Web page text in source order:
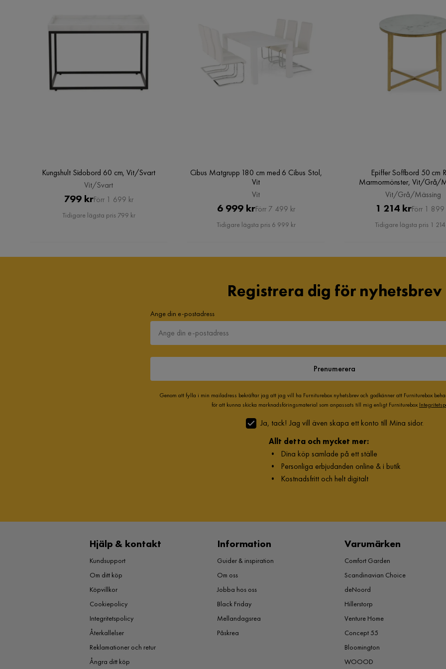
Kungshult Sidobord 60 cm, Vit/Svart
Vit/Svart
Pris
799 kr Original
Pris
Förr 1 699 kr
Tidigare lägsta pris 799 kr
Cibus Matgrupp 180 cm med 6 Cibus Stol,
Vit
Vit
Pris
6 999 krOriginal
Pris
Förr 7 499 kr
Tidigare lägsta pris 6 999 kr
Epiffer Soffbord 50 cm
Marmormönster, Vit/Grå/
Vit/Grå/Mässing
Pris
1 214 krOriginal
Pris
Förr 1 899
Tidigare lägsta pris 1
Registrera dig för nyhetsbrev
Ange din e-postadress
Prenumerera
Genom att fylla i min mailadress bekräftar jag att jag vill ha Furniturebox nyhetsbrev och godkänner att Furniturebox
för att kunna skicka marknadsföringsmaterial som anpassats till mig enligt Furniturebox
Ja, tack! Jag vill även skapa ett konto till Mina sidor.
Allt detta och mycket mer:
• Dina köp samlade på ett ställe
• Personliga erbjudanden online & i butik
• Kostnadsfritt och helt digitalt
Hjälp & kontakt
Kundsupport
Om ditt köp
Köpvillkor
Cookiepolicy
Integritetspolicy
Återkallelser
Reklamationer och retur
Ångra ditt köp
Information
Guider & inspiration
Om oss
Jobba hos oss
Black Friday
Mellandagsrea
Påskrea
Varumärken
Comfort Garden
Scandinavian Choice
deNoord
Hillerstorp
Venture Home
Concept 55
Bloomington
WOOOD